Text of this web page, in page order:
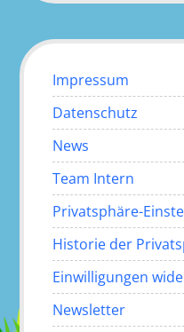
Impressum
Datenschutz
News
Team Intern
Privatsphäre-
Historie der
Einwilligungen
Newsletter